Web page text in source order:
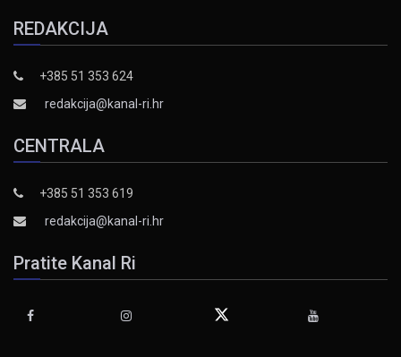
REDAKCIJA
+385 51 353 624
redakcija@kanal-ri.hr
CENTRALA
+385 51 353 619
redakcija@kanal-ri.hr
Pratite Kanal Ri